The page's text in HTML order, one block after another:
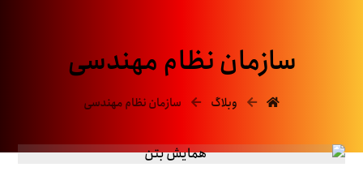
سازمان نظام مهندسی
وبلاگ سازمان نظام مهندسی